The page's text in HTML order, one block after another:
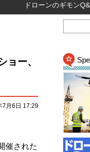
ドローンのギモン
ョー、
7月6日 17:29
催された